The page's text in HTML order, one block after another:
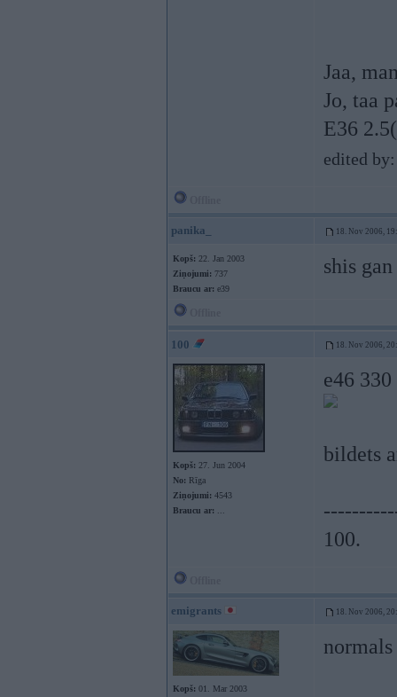
Jaa,
Jo, taa
E36
edited
panika_ 18. Nov 2006,
Kopš: 22. Jan 2003
Ziņojumi: 737
Braucu ar: e39
shis
100 18. Nov 2006,
Kopš: 27. Jun 2004
No: Rīga
Ziņojumi: 4543
Braucu ar:
e46
bildets
100.
emigrants 18. Nov 2006,
Kopš: 01. Mar 2003